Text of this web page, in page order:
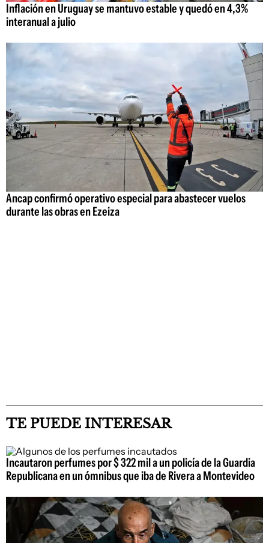
Inflación en Uruguay se mantuvo estable y quedó en 4,3%
interanual a julio
Ancap confirmó operativo especial para abastecer vuelos
durante las obras en Ezeiza
TE PUEDE INTERESAR
Incautaron perfumes por $ 322 mil a un policía de la Guardia
Republicana en un ómnibus que iba de Rivera a Montevideo